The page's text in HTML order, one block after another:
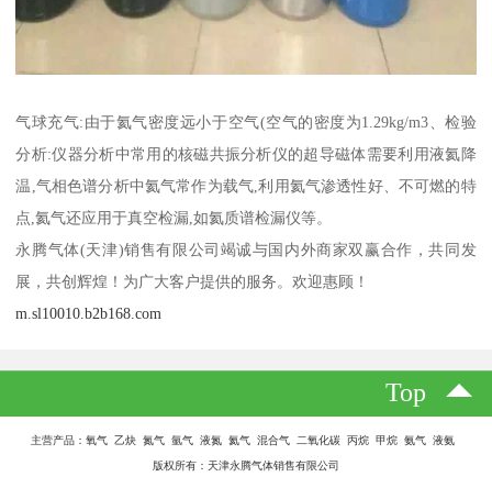
气球充气:由于氦气密度远小于空气(空气的密度为1.29kg/m3、检验
分析:仪器分析中常用的核磁共振分析仪的超导磁体需要利用液氦降
温,气相色谱分析中氦气常作为载气,利用氦气渗透性好、不可燃的特
点,氦气还应用于真空检漏,如氦质谱检漏仪等。
永腾气体(天津)销售有限公司竭诚与国内外商家双赢合作，共同发
展，共创辉煌！为广大客户提供的服务。欢迎惠顾！
m.sl10010.b2b168.com
Top
主营产品：氧气 乙炔 氮气 氩气 液氮 氦气 混合气 二氧化碳 丙烷 甲烷 氨气 液氨
版权所有：天津永腾气体销售有限公司